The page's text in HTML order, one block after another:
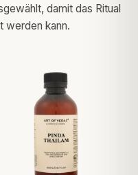
damit das Ritual
werden kann.